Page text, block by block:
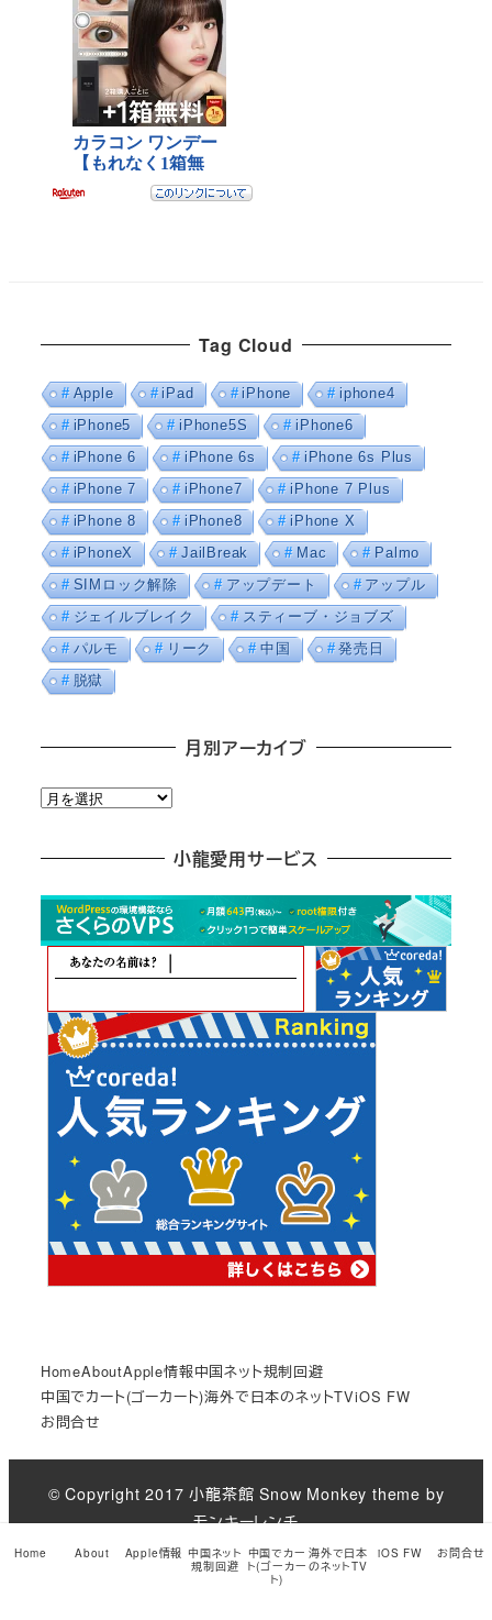
Tag Cloud
Apple iPad iPhone
iphone4
iPhone5
iPhone5S
iPhone6
iPhone 6
iPhone 6s
iPhone 6s Plus
iPhone 7
iPhone7
iPhone 7 Plus
iPhone 8
iPhone8
iPhone X
iPhoneX
JailBreak Mac
Palmo
SIMロック解除
アップデート
アップル
ジェイルブレイク
スティーブ・ジョブズ
パルモ
リーク 中国
発売日
脱獄
月別アーカイブ
月
カ
小龍愛用サービス
HomeAboutApple情報中国ネット規制回避
中国でカート(ゴーカート)海外で日本のネットTViOS FW
お問合せ
© Copyright 2017小龍茶館 Snow Monkey theme by
モンキーレンチ
Home About Apple情報 中国ネット
規制回避
中国でカー
ト(ゴーカー
ト)
海外で日本
のネットTV
iOS FW お問合せ